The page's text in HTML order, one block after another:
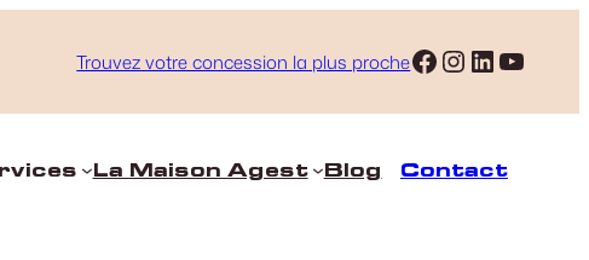
Trouvez votre concession la plus procheFacebook InstagramLinkedIn YouTube
La Maison Agest Blog Contact